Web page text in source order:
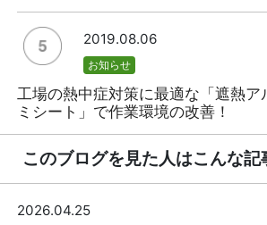
2019.08.06
お知らせ
工場の熱中症対策に最適な「遮熱ア
ミシート」で作業環境の改善！
このブログを見た人はこんな
2026.04.25